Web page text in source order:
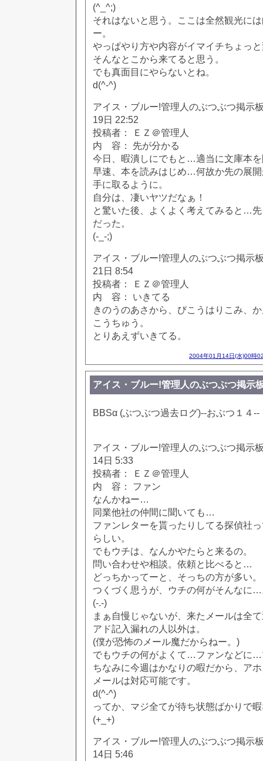
(^_^;)
それはないと思う。ここは全然観光に
ー。
やっぱやり方や内容がイマイチちょっ
そんなとこから来てると思う。
でも真面目にやらないとね。
d(^-^)
アイス・ブルー!管理人のぶつぶつ掲示
19日 22:52
投稿者： ＥＺ＠管理人
内 容： 先が分かる
今日、暇潰しにでもと…適当に文庫本
早速、本を読みはじめ…何故か先の展
手に取るように。
自分は、凄いヤツだなぁ！
と驚いた後、よくよく考えてみると…
だった。
(-_-;)
アイス・ブルー!管理人のぶつぶつ掲示
21日 8:54
投稿者： ＥＺ＠管理人
内 容： いきてる
きのうのあさから、びこうはりこみ、
こうちゅう。
とりあえずいきてる。
2004年01月14日(水)00時
アイス・ブルー!管理人のぶつぶつ掲示
BBSα (ぶつぶつ過去ログ)--おぶつ１４--
アイス・ブルー!管理人のぶつぶつ掲示
14日 5:33
投稿者： ＥＺ＠管理人
内 容： ファン
なんかねー…
同業他社の仲間に聞いても…
ファンレターを貰ったりしてる探偵社
らしい。
でもウチは、なんかやたらと来るの。
問い合わせや相談。依頼と比べると…
どっちかってーと、そっちの方が多い。
つくづく思うが、ウチの何がそんなに
(-.-)
まぁ自慢じゃないが、来たメールは全
アド記入漏れの人以外は。
(僕が恐怖のメール魔だからねー。)
でもウチの何がよくて…ファンなどに…
ちなみに今週はかなりの暇だから、ア
メールは対応可能です。
d(^-^)
ってか、マジ全てが待ち状態ばかりで
(+_+)
アイス・ブルー!管理人のぶつぶつ掲示
14日 5:46